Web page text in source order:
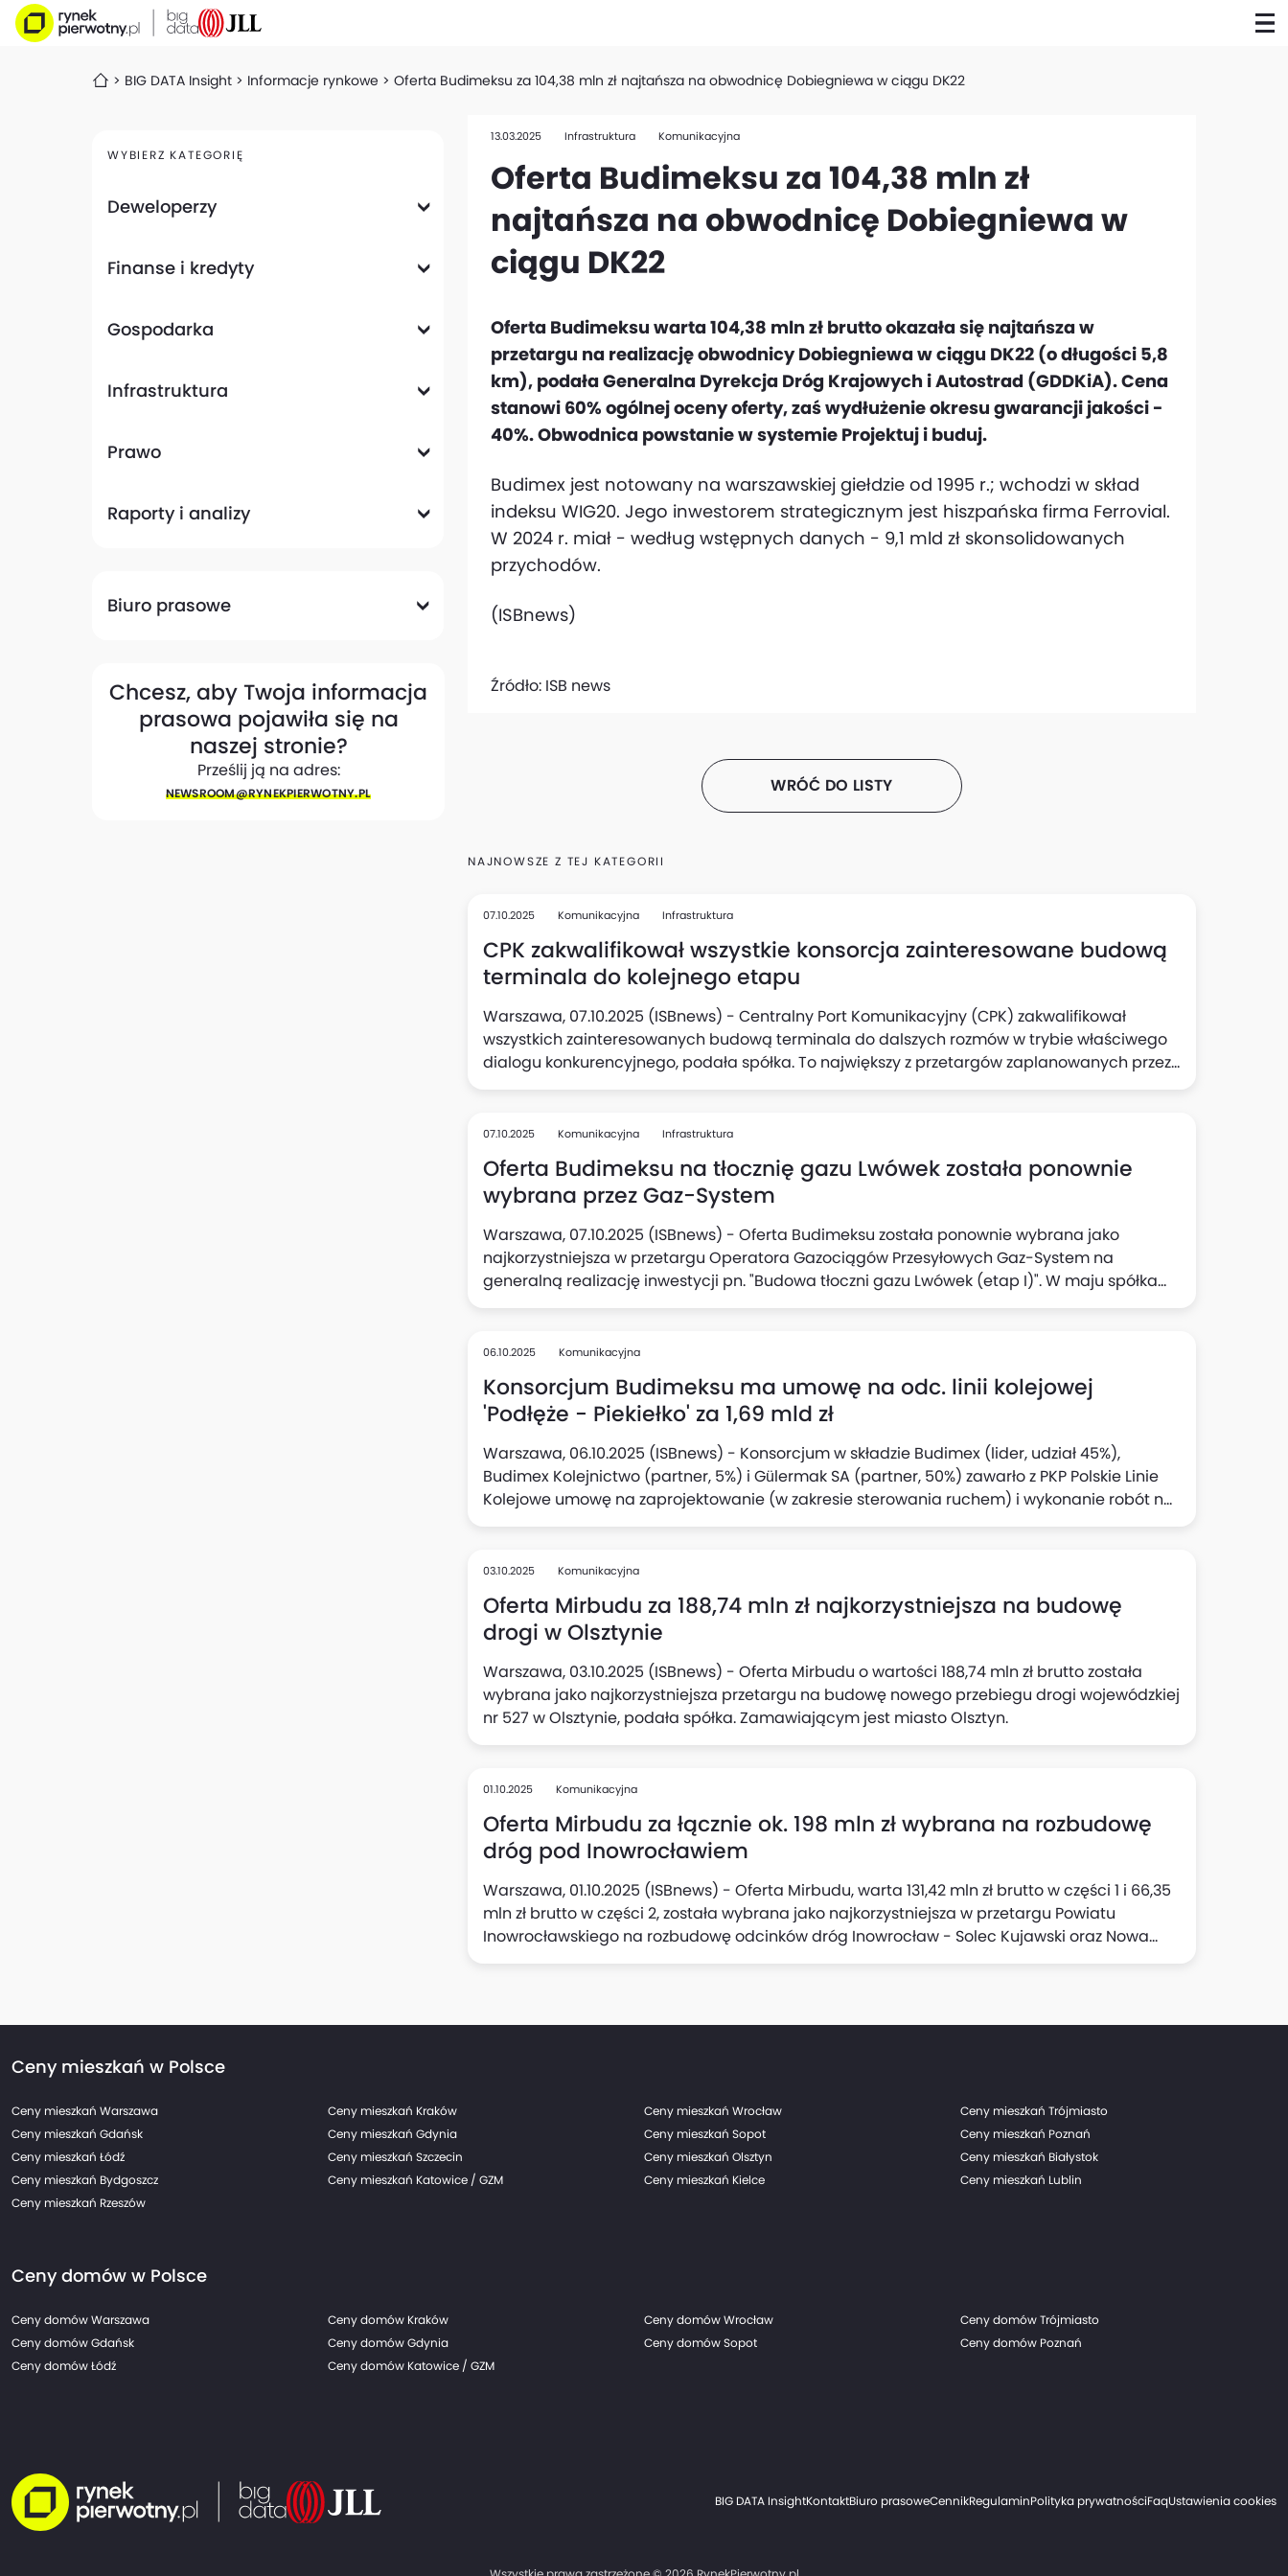
BIG DATA Insight Informacje rynkowe Oferta Budimeksu za 104,38 mln zł najtańsza na obwodnicę Dobiegniewa w ciągu DK22
WYBIERZ KATEGORIĘ
Deweloperzy
Finanse i kredyty
Gospodarka
Infrastruktura
Prawo
Raporty i analizy
Biuro prasowe
Chcesz, aby Twoja informacja
prasowa pojawiła się na
naszej stronie?
Prześlij ją na adres:
NEWSROOM@​RYNEKPIERWOTNY.PL
13.03.2025 Infrastruktura Komunikacyjna
Oferta Budimeksu za 104,38 mln zł
najtańsza na obwodnicę Dobiegniewa w
ciągu DK22
Oferta Budimeksu warta 104,38 mln zł brutto okazała się najtańsza w
przetargu na realizację obwodnicy Dobiegniewa w ciągu DK22 (o długości 5,8
km), podała Generalna Dyrekcja Dróg Krajowych i Autostrad (GDDKiA). Cena
stanowi 60% ogólnej oceny oferty, zaś wydłużenie okresu gwarancji jakości -
40%. Obwodnica powstanie w systemie Projektuj i buduj.
Budimex jest notowany na warszawskiej giełdzie od 1995 r.; wchodzi w skład
indeksu WIG20. Jego inwestorem strategicznym jest hiszpańska firma Ferrovial.
W 2024 r. miał - według wstępnych danych - 9,1 mld zł skonsolidowanych
przychodów.
(ISBnews)
Źródło: ISB news
WRÓĆ DO LISTY
NAJNOWSZE Z TEJ KATEGORII
07.10.2025 Komunikacyjna Infrastruktura
CPK zakwalifikował wszystkie konsorcja zainteresowane budową
terminala do kolejnego etapu
Warszawa, 07.10.2025 (ISBnews) - Centralny Port Komunikacyjny (CPK) zakwalifikował
wszystkich zainteresowanych budową terminala do dalszych rozmów w trybie właściwego
dialogu konkurencyjnego, podała spółka. To największy z przetargów zaplanowanych przez
CPK w tym roku - o szacowanej wartości znacznie przekraczającej 5 mld zł.
07.10.2025 Komunikacyjna Infrastruktura
Oferta Budimeksu na tłocznię gazu Lwówek została ponownie
wybrana przez Gaz-System
Warszawa, 07.10.2025 (ISBnews) - Oferta Budimeksu została ponownie wybrana jako
najkorzystniejsza w przetargu Operatora ‎Gazociągów Przesyłowych Gaz-System na
generalną realizację inwestycji pn. "Budowa tłoczni gazu Lwówek (etap I)". W maju spółka
podawała, że oferta warta jest łącznie 437,66 mln zł netto.
06.10.2025 Komunikacyjna
Konsorcjum Budimeksu ma umowę na odc. linii kolejowej
'Podłęże - Piekiełko' za 1,69 mld zł
Warszawa, 06.10.2025 (ISBnews) - Konsorcjum w składzie Budimex (lider, udział 45%),
Budimex ‎Kolejnictwo (partner, 5%) i Gülermak SA (partner, 50%) zawarło z PKP Polskie Linie
Kolejowe umowę na zaprojektowanie (w zakresie sterowania ruchem) i ‎wykonanie robót na
linii kolejowej nr 622 na tzw. odcinku H Szczyrzyc - ‎Tymbark w ramach budowy nowej linii
Piekiełko), podał Budimex. Wartość umowy to 1 693,35 mln zł netto, w tym zakres
podstawowy 1 690,85 mln zł netto, a wynagrodzenie warunkowe 280,43 mln zł ‎netto. Termin
zakończenia robót przypada na 54 miesiące od daty zawarcia umowy.
03.10.2025 Komunikacyjna
Oferta Mirbudu za 188,74 mln zł najkorzystniejsza na budowę
drogi w Olsztynie
Warszawa, 03.10.2025 (ISBnews) - Oferta Mirbudu o wartości 188,74 mln zł brutto została
wybrana jako najkorzystniejsza przetargu na budowę nowego przebiegu drogi wojewódzkiej
nr 527 w Olsztynie, podała spółka. Zamawiającym jest miasto Olsztyn.
01.10.2025 Komunikacyjna
Oferta Mirbudu za łącznie ok. 198 mln zł wybrana na rozbudowę
dróg pod Inowrocławiem
Warszawa, 01.10.2025 (ISBnews) - Oferta Mirbudu, warta 131,42 mln zł brutto w części 1 i 66,35
mln zł brutto w części 2, została wybrana jako najkorzystniejsza w przetargu Powiatu
Inowrocławskiego na rozbudowę odcinków dróg Inowrocław - Solec Kujawski oraz Nowa
Wieś Wielka - Leszyce, podała spółka.
Ceny mieszkań w Polsce
Ceny mieszkań Warszawa Ceny mieszkań Kraków Ceny mieszkań Wrocław
Ceny mieszkań Trójmiasto
Ceny mieszkań Gdańsk
Ceny mieszkań Gdynia Ceny mieszkań Sopot
Ceny mieszkań Poznań
Ceny mieszkań Łódź
Ceny mieszkań Szczecin Ceny mieszkań Olsztyn
Ceny mieszkań Białystok
Ceny mieszkań Bydgoszcz
Ceny mieszkań Katowice / GZM Ceny mieszkań Kielce
Ceny mieszkań Lublin
Ceny mieszkań Rzeszów
Ceny domów w Polsce
Ceny domów Warszawa Ceny domów Kraków Ceny domów Wrocław
Ceny domów Trójmiasto
Ceny domów Gdańsk
Ceny domów Gdynia Ceny domów Sopot
Ceny domów Poznań
Ceny domów Łódź
Ceny domów Katowice / GZM
BIG DATA InsightKontaktBiuro prasoweCennikRegulaminPolityka prywatnościFaqUstawienia cookies